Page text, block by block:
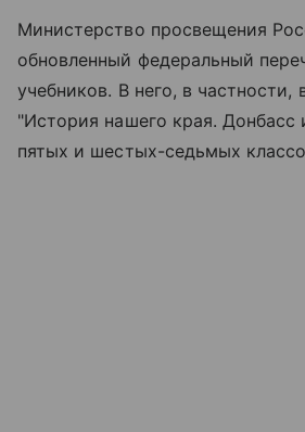
Министерство просвещения
обновленный федеральный
учебников. В него, в частности,
"История нашего края. Донбасс
пятых и шестых-седьмых